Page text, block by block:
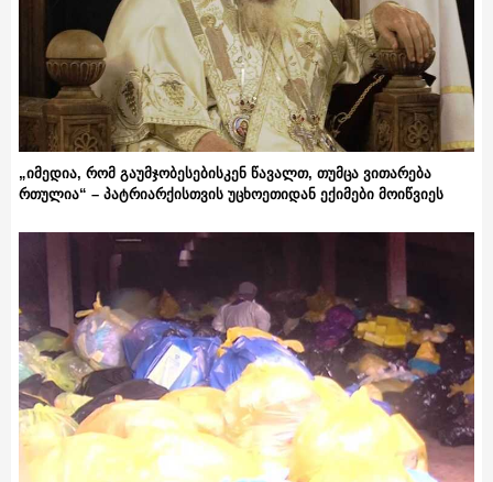
„იმედია, რომ გაუმჯობესებისკენ წავალთ, თუმცა ვითარება
რთულია“ – პატრიარქისთვის უცხოეთიდან ექიმები მოიწვიეს